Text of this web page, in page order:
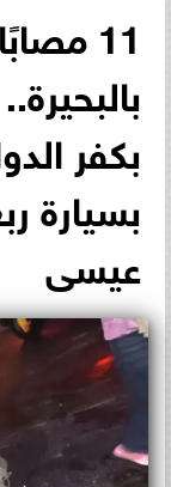
11
بكفر
بسيارة
عيسى